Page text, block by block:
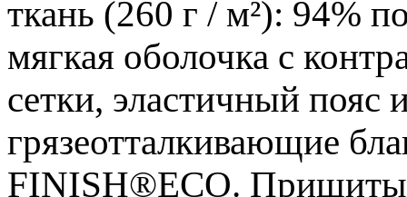
ткань (260 г / м²): 94%
мягкая оболочка с
сетки, эластичный
грязеотталкивающие
FINISH®ECO.